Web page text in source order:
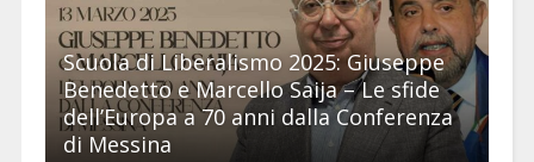
Scuola di Liberalismo 2025: Giuseppe
Benedetto e Marcello Saija – Le sfide
dell’Europa a 70 anni dalla Conferenza
di Messina